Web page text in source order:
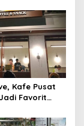
Hangat
Kafe Pusat
Favorit
Muda